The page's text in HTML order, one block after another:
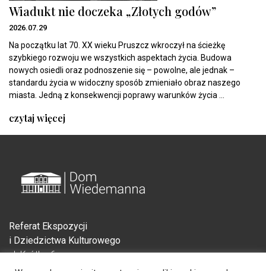
Wiadukt nie doczeka „Złotych godów”
2026.07.29
Na początku lat 70. XX wieku Pruszcz wkroczył na ścieżkę
szybkiego rozwoju we wszystkich aspektach życia. Budowa
nowych osiedli oraz podnoszenie się – powolne, ale jednak –
standardu życia w widoczny sposób zmieniało obraz naszego
miasta. Jedną z konsekwencji poprawy warunków życia ...
czytaj więcej
Referat Ekspozycji
i Dziedzictwa Kulturowego
ul. Krótka 6